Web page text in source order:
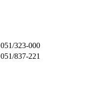
051/323-000
051/837-221